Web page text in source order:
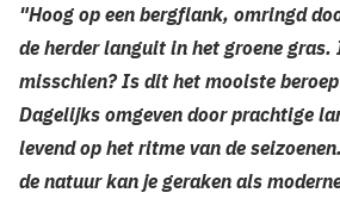
"Hoog op een bergflank, omringd
de herder languit in het groene
misschien? Is dit het mooiste
Dagelijks omgeven door prachtige
levend op het ritme van de
de natuur kan je geraken als